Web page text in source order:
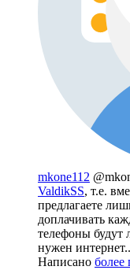
mkone112
ValdikSS, т.е.
предлагаете
доплачивать
телефоны будут
нужен
Написано более